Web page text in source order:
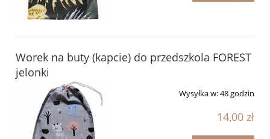
Worek na buty (kapcie) do przedszkola FOREST
jelonki
Wysyłka w:48 godzin
14,00 zł